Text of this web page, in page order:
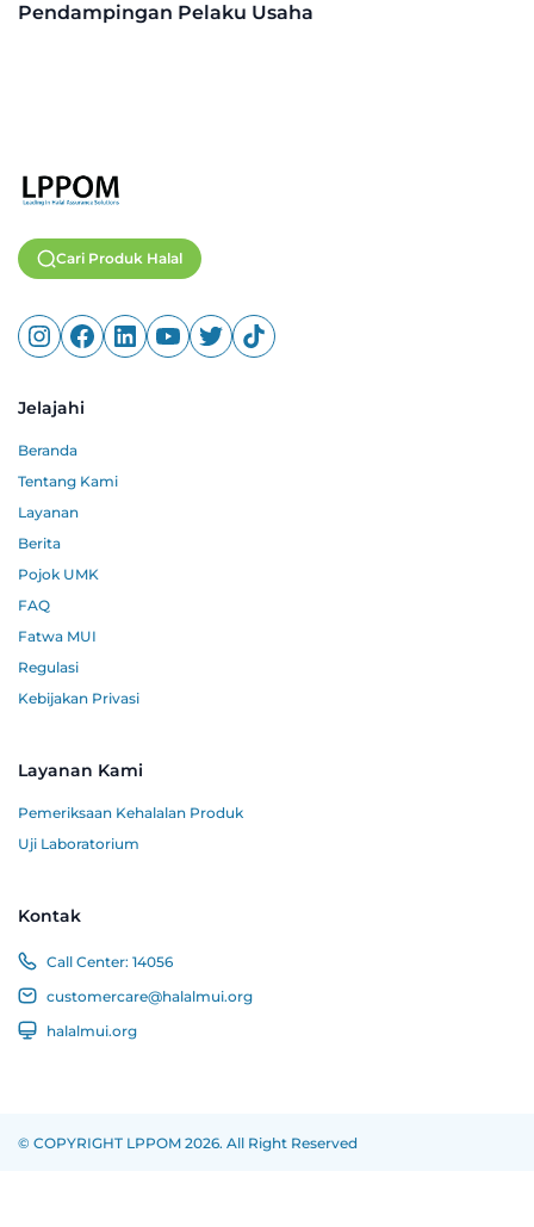
Pendampingan Pelaku Usaha
Cari Produk Halal
Jelajahi
Beranda
Tentang Kami
Layanan
Berita
Pojok UMK
FAQ
Fatwa MUI
Regulasi
Kebijakan Privasi
Layanan Kami
Pemeriksaan Kehalalan Produk
Uji Laboratorium
Kontak
Call Center: 14056
customercare@halalmui.org
halalmui.org
© COPYRIGHT LPPOM 2026. All Right Reserved